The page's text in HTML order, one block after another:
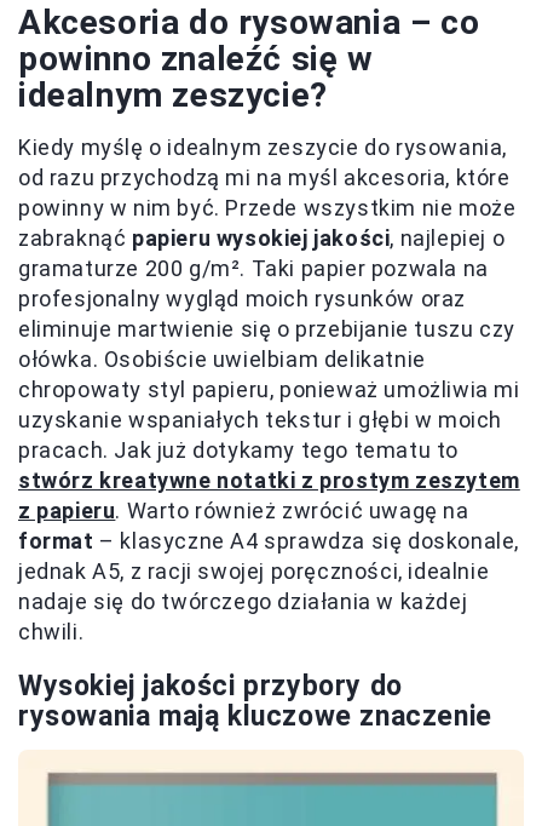
Akcesoria do rysowania – co
powinno znaleźć się w
idealnym zeszycie?
Kiedy myślę o idealnym zeszycie do rysowania,
od razu przychodzą mi na myśl akcesoria, które
powinny w nim być. Przede wszystkim nie może
zabraknąć papieru wysokiej jakości, najlepiej o
gramaturze 200 g/m². Taki papier pozwala na
profesjonalny wygląd moich rysunków oraz
eliminuje martwienie się o przebijanie tuszu czy
ołówka. Osobiście uwielbiam delikatnie
chropowaty styl papieru, ponieważ umożliwia mi
uzyskanie wspaniałych tekstur i głębi w moich
pracach. Jak już dotykamy tego tematu to
stwórz kreatywne notatki z prostym zeszytem
z papieru. Warto również zwrócić uwagę na
format – klasyczne A4 sprawdza się doskonale,
jednak A5, z racji swojej poręczności, idealnie
nadaje się do twórczego działania w każdej
chwili.
Wysokiej jakości przybory do
rysowania mają kluczowe znaczenie